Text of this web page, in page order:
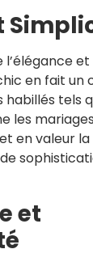
en fait un
tels
les
en valeur
et